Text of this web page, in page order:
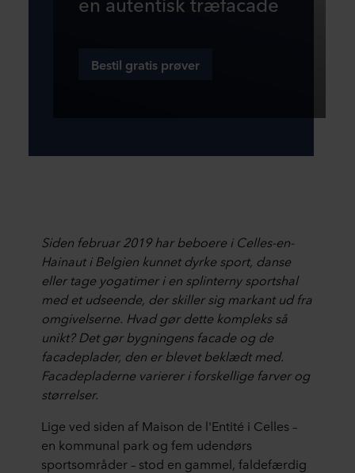
Bestil gratis prøver
Siden februar 2019 har beboere i Celles-en-
Hainaut i Belgien kunnet dyrke sport, danse
eller tage yogatimer i en splinterny sportshal
med et udseende, der skiller sig markant ud fra
omgivelserne. Hvad gør dette kompleks så
unikt? Det gør bygningens facade og de
facadeplader, den er blevet beklædt med.
Facadepladerne varierer i forskellige farver og
størrelser.
Lige ved siden af Maison de l'Entité i Celles –
en kommunal park og fem udendørs
sportsområder – stod en gammel, faldefærdig